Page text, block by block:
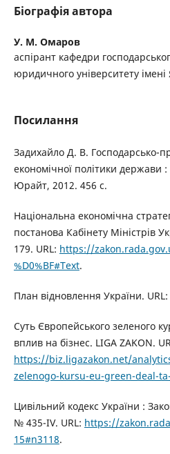
Біографія автора
У. М. Омаров
аспірант кафедри
юридичного університету
Посилання
Задихайло Д. В. Господарсько-
економічної політики держави
Юрайт, 2012. 456 с.
Національна економічна
постанова Кабінету Міністрів
179. URL: https://
%D0%BF#Text.
План відновлення України. URL:
Суть Європейського зеленого
вплив на бізнес. LIGA ZAKON.
https://biz.ligazakon.net/
zelenogo-kursu-eu-green-deal-
Цивільний кодекс України :
№ 435-IV. URL: https://
15#n3118.